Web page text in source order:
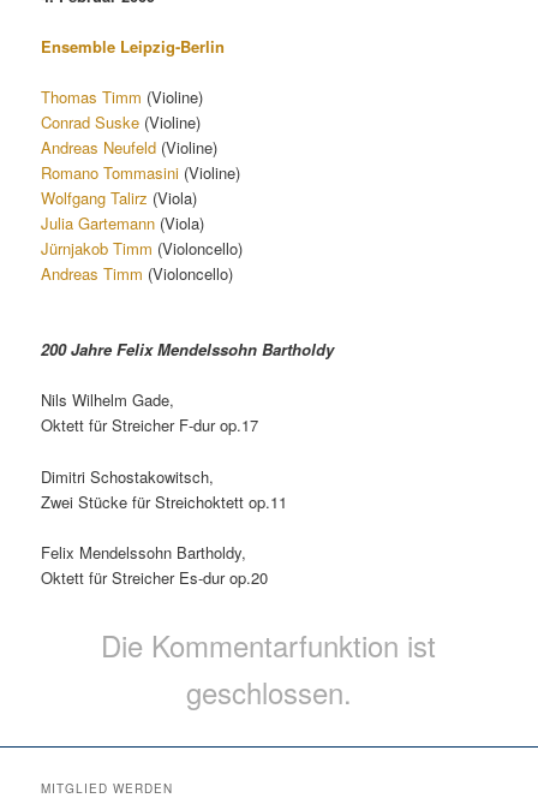
Ensemble Leipzig-Berlin
Thomas Timm (Violine)
Conrad Suske (Violine)
Andreas Neufeld (Violine)
Romano Tommasini (Violine)
Wolfgang Talirz (Viola)
Julia Gartemann (Viola)
Jürnjakob Timm (Violoncello)
Andreas Timm (Violoncello)
200 Jahre Felix Mendelssohn Bartholdy
Nils Wilhelm Gade,
Oktett für Streicher F-dur op.17
Dimitri Schostakowitsch,
Zwei Stücke für Streichoktett op.11
Felix Mendelssohn Bartholdy,
Oktett für Streicher Es-dur op.20
Die Kommentarfunktion ist
geschlossen.
MITGLIED WERDEN